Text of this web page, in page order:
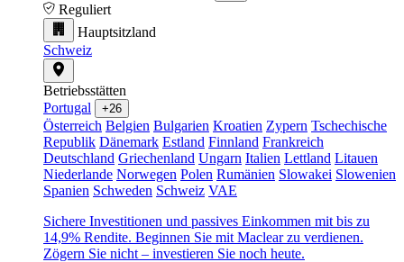
Reguliert
Hauptsitzland
Schweiz
Betriebsstätten
Portugal
+26
Österreich Belgien Bulgarien Kroatien Zypern Tschechische
Republik Dänemark Estland Finnland Frankreich
Deutschland Griechenland Ungarn Italien Lettland Litauen
Niederlande Norwegen Polen Rumänien Slowakei Slowenien
Spanien Schweden Schweiz VAE
Sichere Investitionen und passives Einkommen mit bis zu
14,9% Rendite. Beginnen Sie mit Maclear zu verdienen.
Zögern Sie nicht – investieren Sie noch heute.